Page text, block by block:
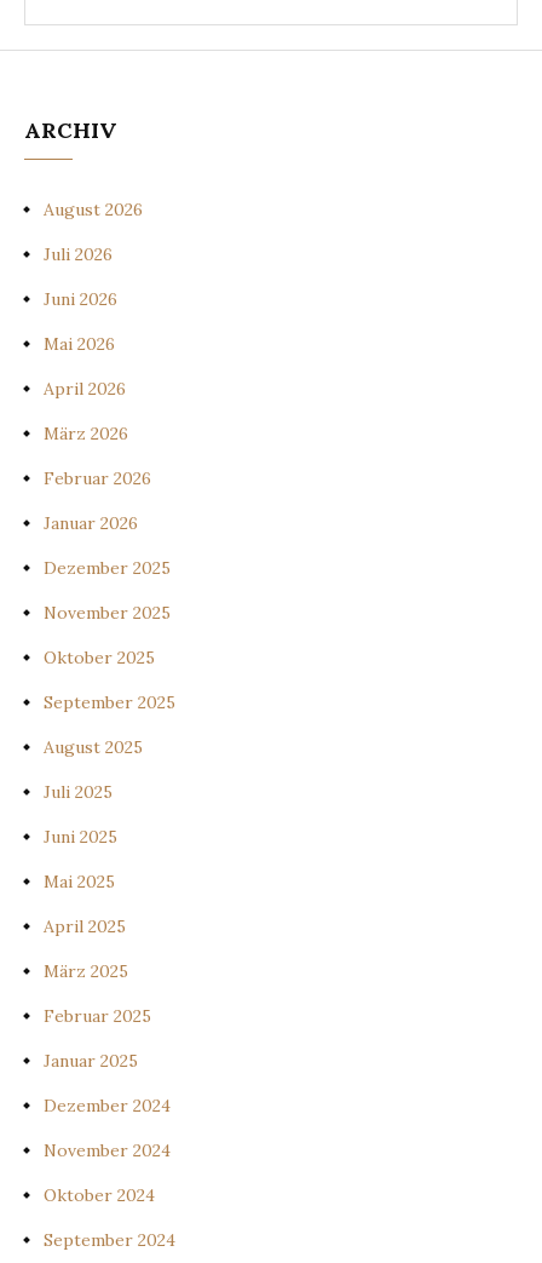
ARCHIV
August 2026
Juli 2026
Juni 2026
Mai 2026
April 2026
März 2026
Februar 2026
Januar 2026
Dezember 2025
November 2025
Oktober 2025
September 2025
August 2025
Juli 2025
Juni 2025
Mai 2025
April 2025
März 2025
Februar 2025
Januar 2025
Dezember 2024
November 2024
Oktober 2024
September 2024